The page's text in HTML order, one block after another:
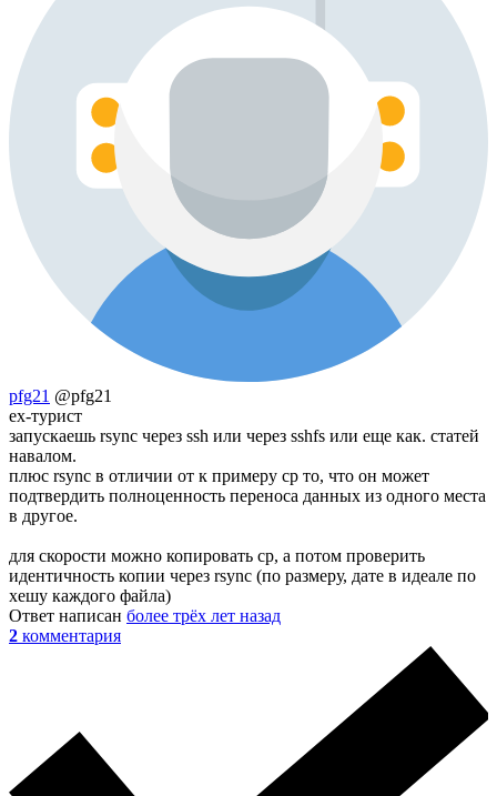
pfg21 @pfg21
ex-турист
запускаешь rsync через ssh или через sshfs или еще как. статей
навалом.
плюс rsync в отличии от к примеру cp то, что он может
подтвердить полноценность переноса данных из одного места
в другое.
для скорости можно копировать cp, а потом проверить
идентичность копии через rsync (по размеру, дате в идеале по
хешу каждого файла)
Ответ написан более трёх лет назад
2 комментария